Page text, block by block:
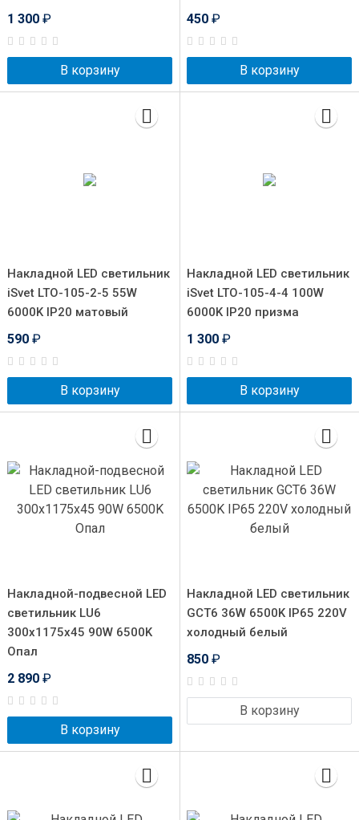
1 300 ₽
В корзину
450 ₽
В корзину
Накладной LED светильник
iSvet LTO-105-2-5 55W
6000K IP20 матовый
590 ₽
В корзину
Накладной LED светильник
iSvet LTO-105-4-4 100W
6000K IP20 призма
1 300 ₽
В корзину
Накладной-подвесной LED
светильник LU6
300х1175х45 90W 6500K
Опал
2 890 ₽
В корзину
Накладной LED светильник
GCT6 36W 6500K IP65 220V
холодный белый
850 ₽
В корзину